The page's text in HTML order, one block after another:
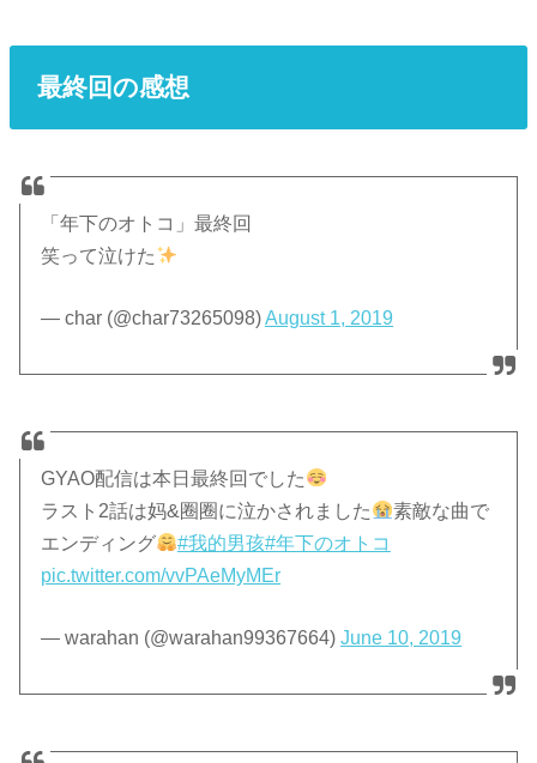
最終回の感想
「年下のオトコ」最終回
笑って泣けた
— char (@char73265098)August 1, 2019
GYAO配信は本日最終回でした
ラスト2話は妈&圈圈に泣かされました
素敵な曲で
エンディング
#我的男孩#年下のオトコ
pic.twitter.com/vvPAeMyMEr
— warahan (@warahan99367664)June 10, 2019